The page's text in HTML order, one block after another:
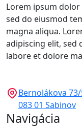
Lorem ipsum
sed do eiusmod
magna aliqua.
adipiscing elit,
labore et dolore
Bernolákova
083 01 Sabinov
Navigácia